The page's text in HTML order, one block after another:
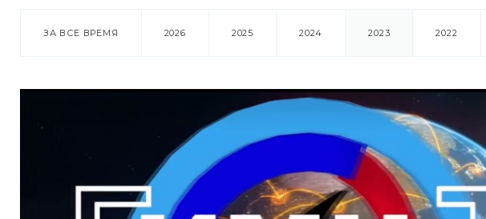
ЗА ВСЕ ВРЕМЯ 2026 2025 2024 2023 2022